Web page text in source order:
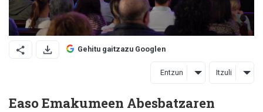
Gehitu gaitzazu Googlen
Entzun Itzuli
Easo Emakumeen Abesbatzaren